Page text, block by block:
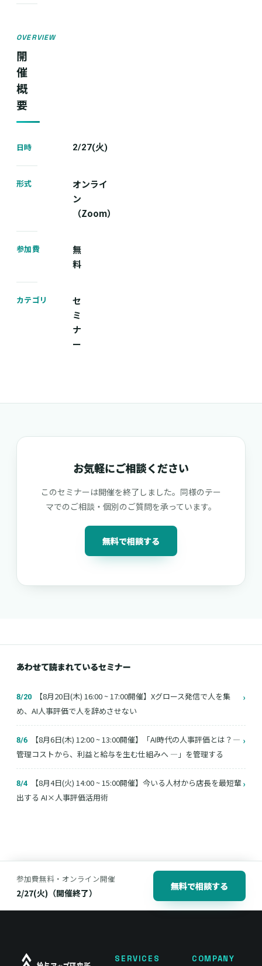
OVERVIEW
開
催
概
要
日時 2/27(火)
形式
オンライ
ン
（Zoom）
参加費
無
料
カテゴリ
セ
ミ
ナ
ー
お気軽にご相談ください
このセミナーは開催を終了しました。同様のテー
マでのご相談・個別のご質問を承っています。
無料で相談する
あわせて読まれているセミナー
8/20
【8月20日(木) 16:00 ~ 17:00開催】Xグロース発信で人を集
め、AI人事評価で人を辞めさせない
›
8/6
【8月6日(木) 12:00 ~ 13:00開催】「AI時代の人事評価とは？―
管理コストから、利益と給与を生む仕組みへ ―」を管理する
›
8/4
【8月4日(火) 14:00 ~ 15:00開催】今いる人材から店長を最短輩
出する AI×人事評価活用術
›
参加費無料・オンライン開催
2/27(火)（開催終了）
無料で相談する
SERVICES COMPANY